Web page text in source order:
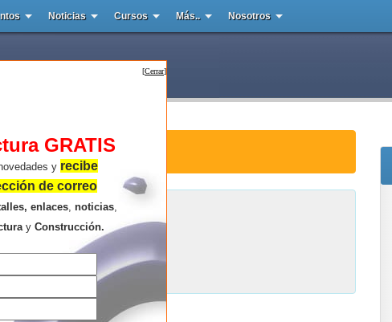
Noticias Cursos Más.. Nosotros
El mineral
Resultados de la búsqueda .
[Cerrar]
GRATIS
y recibe
de correo
enlaces, noticias,
y Construcción.